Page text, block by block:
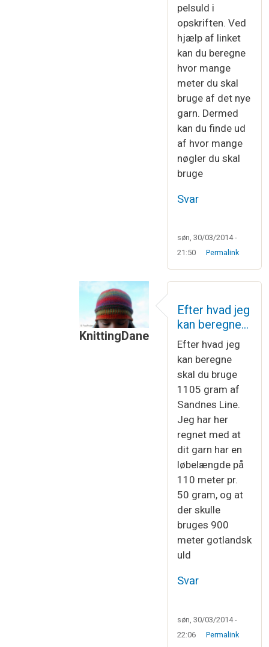
pelsuld i
opskriften. Ved
hjælp af linket
kan du beregne
hvor mange
meter du skal
bruge af det nye
garn. Dermed
kan du finde ud
af hvor mange
nøgler du skal
bruge
Svar
søn, 30/03/2014 -
21:50
Permalink
KnittingDane
Ja, det er nemt nok at
Efter hvad jeg
kan beregne…
Efter hvad jeg
kan beregne
skal du bruge
1105 gram af
Sandnes Line.
Jeg har her
regnet med at
dit garn har en
løbelængde på
110 meter pr.
50 gram, og at
der skulle
bruges 900
meter gotlandsk
uld
Svar
søn, 30/03/2014 -
22:06
Permalink